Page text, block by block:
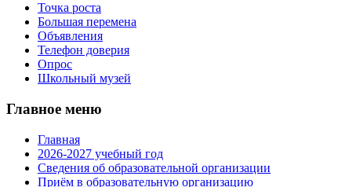
Точка роста
Большая перемена
Объявления
Телефон доверия
Опрос
Школьный музей
Главное меню
Главная
2026-2027 учебный год
Сведения об образовательной организации
Приём в образовательную организацию